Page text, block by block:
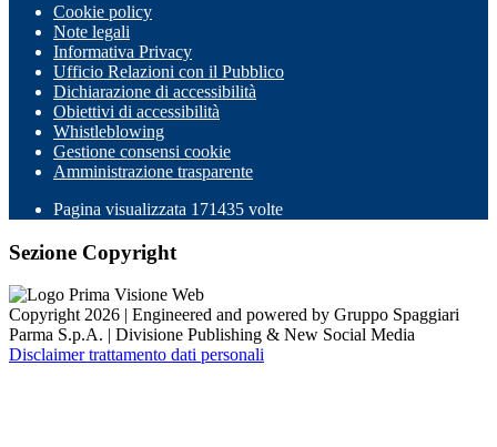
Cookie policy
Note legali
Informativa Privacy
Ufficio Relazioni con il Pubblico
Dichiarazione di accessibilità
Obiettivi di accessibilità
Whistleblowing
Gestione consensi cookie
Amministrazione trasparente
Pagina visualizzata 171435 volte
Sezione Copyright
Copyright 2026 | Engineered and powered by Gruppo Spaggiari
Parma S.p.A. | Divisione Publishing & New Social Media
Disclaimer trattamento dati personali